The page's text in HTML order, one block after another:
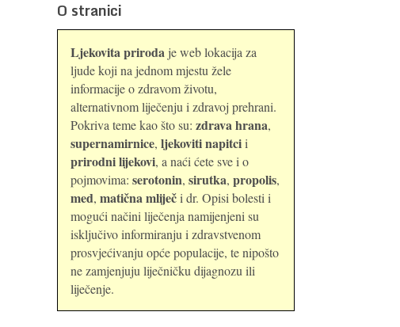
O stranici
Ljekovita priroda je web lokacija za
ljude koji na jednom mjestu žele
informacije o zdravom životu,
alternativnom liječenju i zdravoj prehrani.
Pokriva teme kao što su: zdrava hrana,
supernamirnice, ljekoviti napitcii
prirodni lijekovi, a naći ćete sve i o
pojmovima: serotonin, sirutka, propolis,
med, matična mliječi dr. Opisi bolesti i
mogući načini liječenja namijenjeni su
isključivo informiranju i zdravstvenom
prosvjećivanju opće populacije, te nipošto
ne zamjenjuju liječničku dijagnozu ili
liječenje.